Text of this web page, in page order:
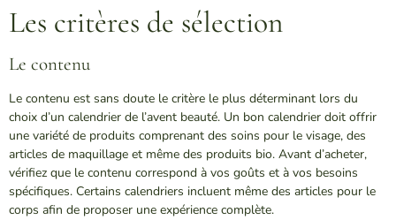
Les critères de sélection
Le contenu
Le contenu est sans doute le critère le plus déterminant lors du
choix d’un calendrier de l’avent beauté. Un bon calendrier doit offrir
une variété de produits comprenant des soins pour le visage, des
articles de maquillage et même des produits bio. Avant d’acheter,
vérifiez que le contenu correspond à vos goûts et à vos besoins
spécifiques. Certains calendriers incluent même des articles pour le
corps afin de proposer une expérience complète.